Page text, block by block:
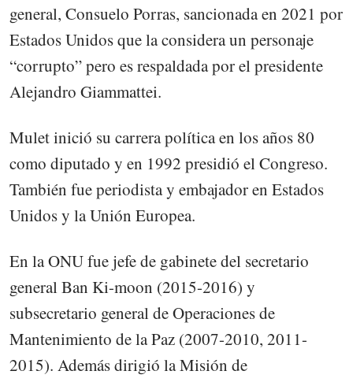
general, Consuelo Porras, sancionada en 2021 por
Estados Unidos que la considera un personaje
“corrupto” pero es respaldada por el presidente
Alejandro Giammattei.
Mulet inició su carrera política en los años 80
como diputado y en 1992 presidió el Congreso.
También fue periodista y embajador en Estados
Unidos y la Unión Europea.
En la ONU fue jefe de gabinete del secretario
general Ban Ki-moon (2015-2016) y
subsecretario general de Operaciones de
Mantenimiento de la Paz (2007-2010, 2011-
2015). Además dirigió la Misión de